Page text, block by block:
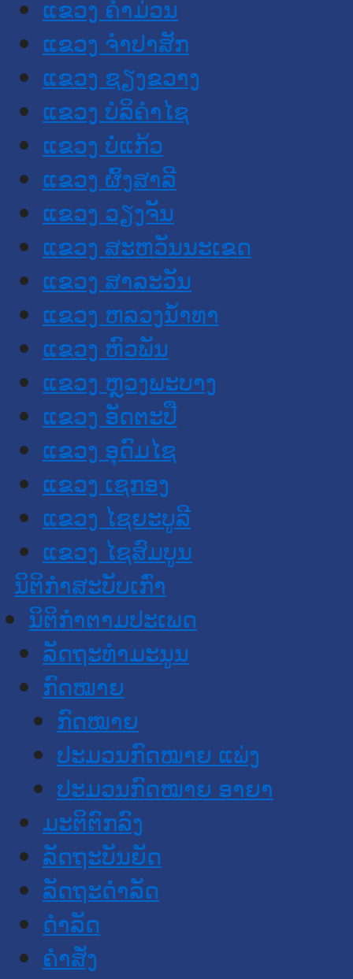
ແຂວງ ຄໍາມ່ວນ
ແຂວງ ຈໍາປາສັກ
ແຂວງ ຊຽງຂວາງ
ແຂວງ ບໍລິຄໍາໄຊ
ແຂວງ ບໍ່ແກ້ວ
ແຂວງ ຜົ້ງສາລີ
ແຂວງ ວຽງຈັນ
ແຂວງ ສະຫວັນນະເຂດ
ແຂວງ ສາລະວັນ
ແຂວງ ຫລວງນໍ້າທາ
ແຂວງ ຫົວພັນ
ແຂວງ ຫຼວງພະບາງ
ແຂວງ ອັດຕະປື
ແຂວງ ອຸດົມໄຊ
ແຂວງ ເຊກອງ
ແຂວງ ໄຊຍະບູລີ
ແຂວງ ໄຊສົມບູນ
ນິຕິກໍາສະບັບເກົ່າ
ນິຕິກຳຕາມປະເພດ
ລັດຖະທໍາມະນູນ
ກົດໝາຍ
ກົດໝາຍ
ປະມວນກົດໝາຍ ແພ່ງ
ປະມວນກົດໝາຍ ອາຍາ
ມະຕິຕົກລົງ
ລັດຖະບັນຍັດ
ລັດຖະດໍາລັດ
ດໍາລັດ
ຄໍາສັ່ງ